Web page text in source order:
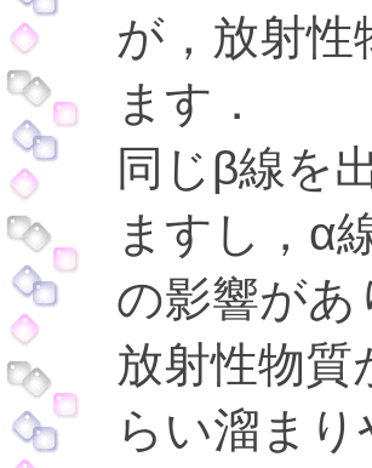
が，放射
ます．
同じβ線を
ますし，α
の影響があ
放射性物
らい溜ま